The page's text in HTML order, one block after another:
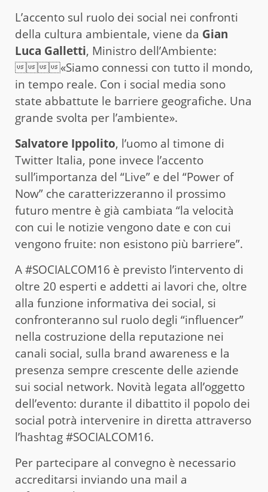
L’accento sul ruolo dei social nei confronti
della cultura ambientale, viene da Gian
Luca Galletti, Ministro dell’Ambiente:
«Siamo connessi con tutto il mondo,
in tempo reale. Con i social media sono
state abbattute le barriere geografiche. Una
grande svolta per l’ambiente».
Salvatore Ippolito, l’uomo al timone di
Twitter Italia, pone invece l’accento
sull’importanza del “Live” e del “Power of
Now” che caratterizzeranno il prossimo
futuro mentre è già cambiata “la velocità
con cui le notizie vengono date e con cui
vengono fruite: non esistono più barriere”.
A #SOCIALCOM16 è previsto l’intervento di
oltre 20 esperti e addetti ai lavori che, oltre
alla funzione informativa dei social, si
confronteranno sul ruolo degli “influencer”
nella costruzione della reputazione nei
canali social, sulla brand awareness e la
presenza sempre crescente delle aziende
sui social network. Novità legata all’oggetto
dell’evento: durante il dibattito il popolo dei
social potrà intervenire in diretta attraverso
l’hashtag #SOCIALCOM16.
Per partecipare al convegno è necessario
accreditarsi inviando una mail a